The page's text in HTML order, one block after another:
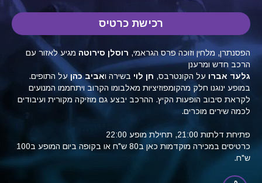
רכישת כרטיס
הפסנתרן, מלחין וזוכה פרס הגראמי, רוסלן סירוטה מגיע לאזור עם
הרכב חדש ומרענן
גלעד אברו על הקונטרבס, חן לוי בשירה ואביב כהןעל התופים.
במופע ינוגנו חלק מהקומפוזיציות מאלבומו הקרוב ויתחממו המנועים
לקראת סיבוב הופעות הקיץ. ההרכב יבצע גם מוזיקה מקורית ועיבודים
לכמה שירים מוכרים.
פתיחת דלתות 21:00, תחילת מופע 22:00
כרטיסים במכירה מוקדמות כאן ב80 ש"ח או בקופה ביום המופע ב100
ש"ח.